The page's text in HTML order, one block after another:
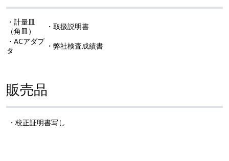
・計量皿
（角皿）
・取扱説明書
・ACアダプ
タ
・弊社検査成績書
販売品
・校正証明書写し